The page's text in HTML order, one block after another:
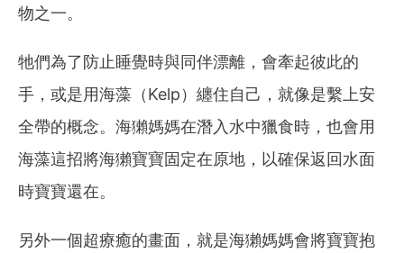
物之一。
牠們為了防止睡覺時與同伴漂離，會牽起彼此的
手，或是用海藻（Kelp）纏住自己，就像是繫上安
全帶的概念。海獺媽媽在潛入水中獵食時，也會用
海藻這招將海獺寶寶固定在原地，以確保返回水面
時寶寶還在。
另外一個超療癒的畫面，就是海獺媽媽會將寶寶抱